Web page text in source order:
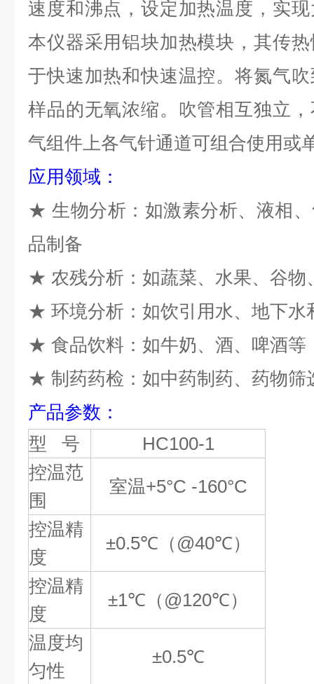
速度和沸点，设定加热温度，实
本仪器采用铝块加热模块，其传
于快速加热和快速温控。将氮气
样品的无氧浓缩。吹管相互独立
气组件上各气针通道可组合使用或
应用领域：
★ 生物分析：如激素分析、液相
品制备
★ 农残分析：如蔬菜、水果、谷物
★ 环境分析：如饮引用水、地下水
★ 食品饮料：如牛奶、酒、啤酒等
★ 制药药检：如中药制药、药物筛
产品参数 ：
型
号 HC100-1
控温范
围
室温+5°C -160°C
控温精
度
±0.5℃ （ @40℃）
控温精
度
±1℃ （ @120℃）
温度均
匀性
±0.5℃